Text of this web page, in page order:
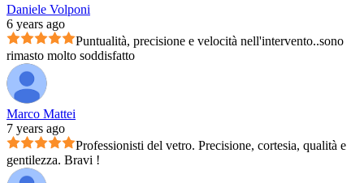
Daniele Volponi
6 years ago
Puntualità, precisione e velocità nell'intervento..sono
rimasto molto soddisfatto
Marco Mattei
7 years ago
Professionisti del vetro. Precisione, cortesia, qualità e
gentilezza. Bravi !